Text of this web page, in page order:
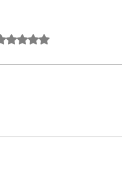
דירוג של 0 מתוך 5 כוכבים